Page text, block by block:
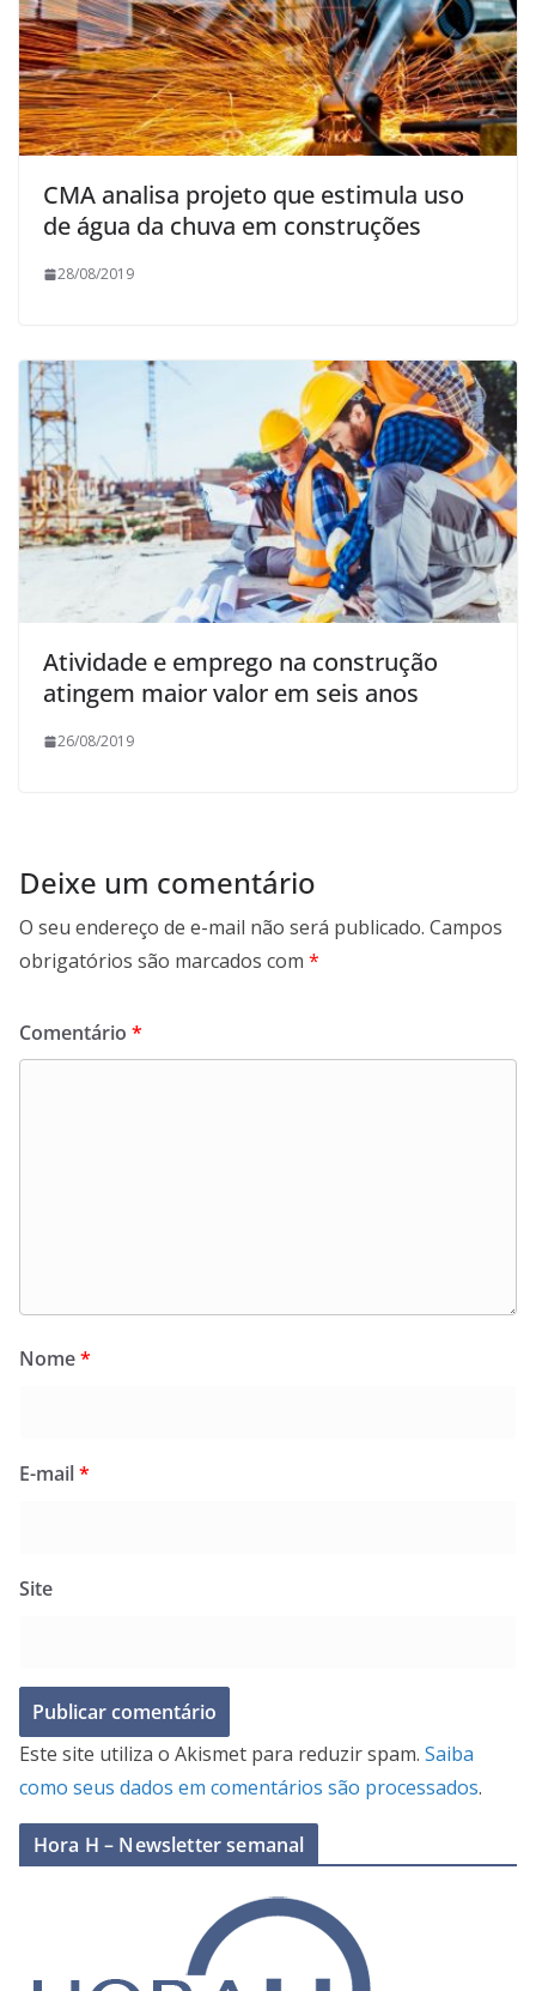
CMA analisa projeto que estimula uso
de água da chuva em construções
28/08/2019
Atividade e emprego na construção
atingem maior valor em seis anos
26/08/2019
Deixe um comentário
O seu endereço de e-mail não será publicado. Campos
obrigatórios são marcados com *
Comentário *
Nome*
E-mail*
Site
Este site utiliza o Akismet para reduzir spam. Saiba
como seus dados em comentários são processados.
Hora H – Newsletter semanal